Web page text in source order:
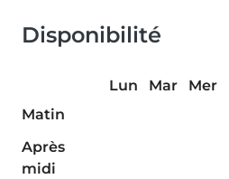
Disponibilité
Lun Mar Mer
Matin
Après
midi